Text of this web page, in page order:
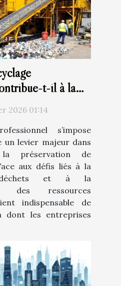
t-il à la
2026 01:14
s’impose
un levier majeur dans
préservation de
aux défis liés à la
et à la
des ressources
indispensable de
dont les entreprises